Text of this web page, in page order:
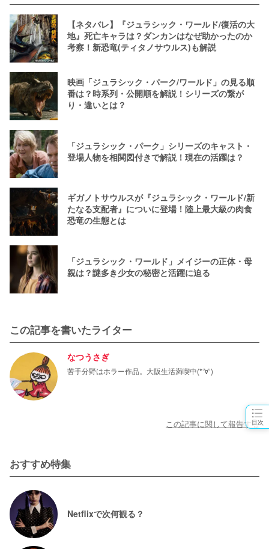
目次
【ネタバレ】『ジュラシック・ワールド/復活の大
地』死亡キャラは？ダンカンはなぜ助かったのか
考察！新恐竜(ティタノサウルス)も解説
映画「ジュラシック・パーク/ワールド」の見る順
番は？時系列・公開順を解説！シリーズの繋が
り・違いとは？
「ジュラシック・パーク」シリーズのキャスト・
登場人物を相関図付きで解説！現在の活躍は？
ギガノトサウルスが『ジュラシック・ワールド/新
たなる支配者』についに登場！陸上最大級の肉食
恐竜の生態とは
「ジュラシック・ワールド」メイジーの正体・母
親は？謎多き少女の秘密と活躍に迫る
この記事を書いたライター
なつうさぎ
苦手分野はホラー作品。大阪生活満喫中(*‘∀‘)
この記事に関して報告する
おすすめ特集
Netflixで次何観る？